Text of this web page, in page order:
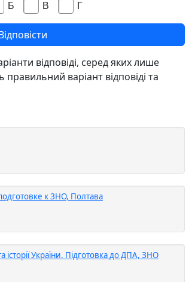
Б В Г
відповіді, серед яких лише
варіант відповіді та
к ЗНО, Полтава
історії України. Підготовка до ДПА, ЗНО